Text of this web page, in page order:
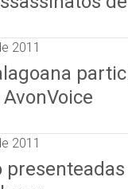
2011
2011